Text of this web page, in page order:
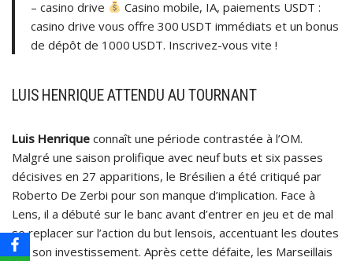
– casino drive
Casino mobile, IA, paiements USDT :
casino drive vous offre 300 USDT immédiats et un bonus
de dépôt de 1000 USDT. Inscrivez-vous vite !
LUIS HENRIQUE ATTENDU AU TOURNANT
Luis Henrique connaît une période contrastée à l’OM.
Malgré une saison prolifique avec neuf buts et six passes
décisives en 27 apparitions, le Brésilien a été critiqué par
Roberto De Zerbi pour son manque d’implication. Face à
Lens, il a débuté sur le banc avant d’entrer en jeu et de mal
se replacer sur l’action du but lensois, accentuant les doutes
sur son investissement. Après cette défaite, les Marseillais